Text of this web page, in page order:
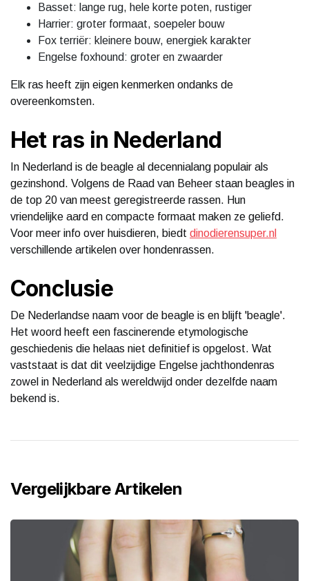
Basset: lange rug, hele korte poten, rustiger
Harrier: groter formaat, soepeler bouw
Fox terriër: kleinere bouw, energiek karakter
Engelse foxhound: groter en zwaarder
Elk ras heeft zijn eigen kenmerken ondanks de
overeenkomsten.
Het ras in Nederland
In Nederland is de beagle al decennialang populair als
gezinshond. Volgens de Raad van Beheer staan beagles in
de top 20 van meest geregistreerde rassen. Hun
vriendelijke aard en compacte formaat maken ze geliefd.
Voor meer info over huisdieren, biedt dinodierensuper.nl
verschillende artikelen over hondenrassen.
Conclusie
De Nederlandse naam voor de beagle is en blijft 'beagle'.
Het woord heeft een fascinerende etymologische
geschiedenis die helaas niet definitief is opgelost. Wat
vaststaat is dat dit veelzijdige Engelse jachthondenras
zowel in Nederland als wereldwijd onder dezelfde naam
bekend is.
Vergelijkbare Artikelen